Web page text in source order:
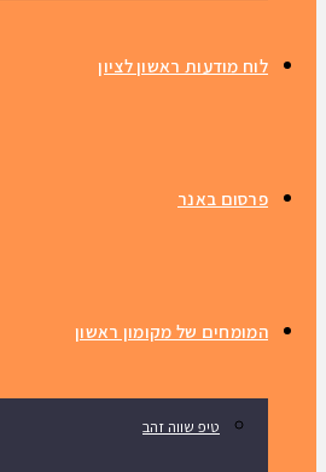
לוח מודעות ראשון לציון
פרסום באנר
המומחים של מקומון ראשון
טיפ שווה זהב